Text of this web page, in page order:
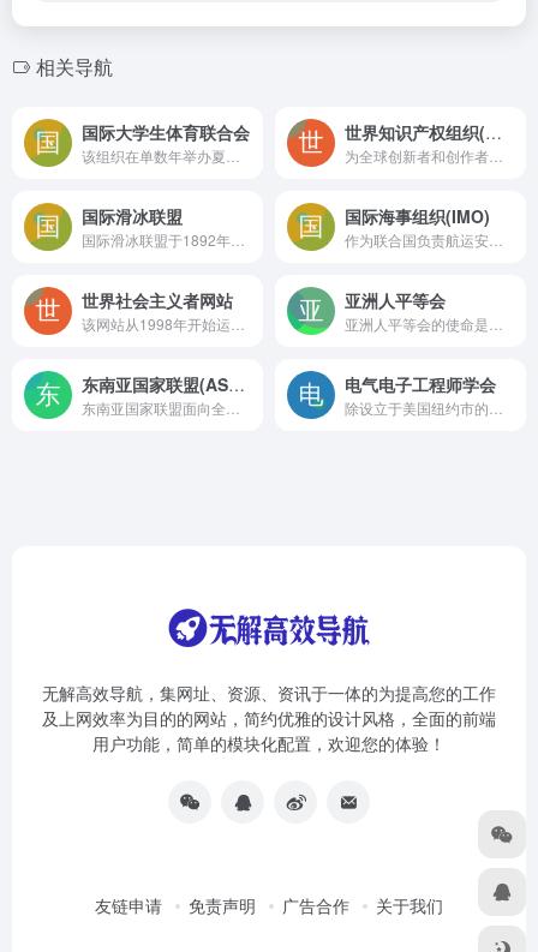
相关导航
国际大学生体育联合会 世界知识产权组织(WIPO)
国际滑冰联盟 国际海事组织(IMO)
世界社会主义者网站 亚洲人平等会
东南亚国家联盟(ASEAN) 电气电子工程师学会
无解高效导航，集网址、资源、资讯于一体的为提高您的工作
及上网效率为目的的网站，简约优雅的设计风格，全面的前端
用户功能，简单的模块化配置，欢迎您的体验！
友链申请 免责声明 广告合作 关于我们